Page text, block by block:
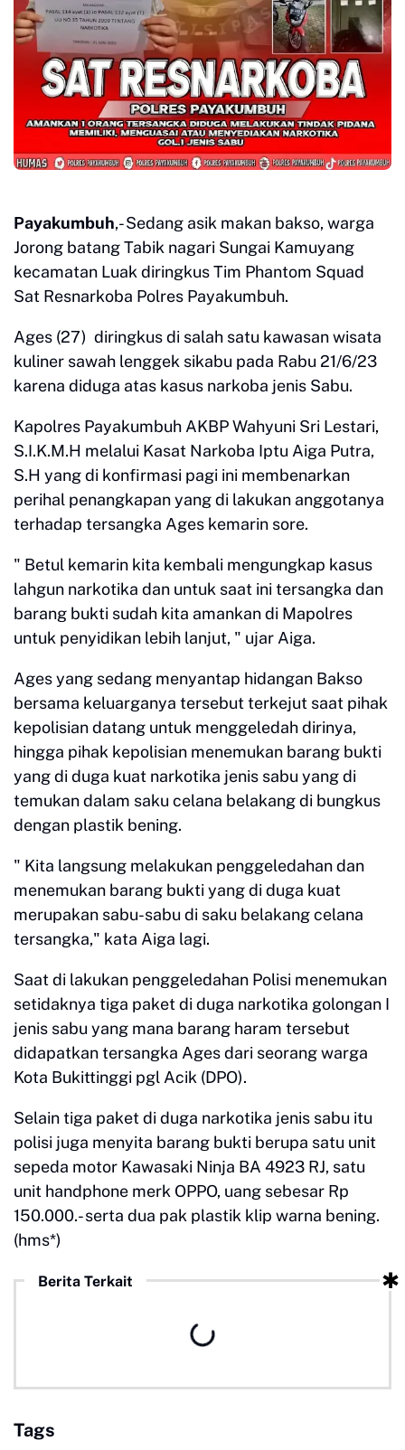
Payakumbuh,- Sedang asik makan bakso, warga
Jorong batang Tabik nagari Sungai Kamuyang
kecamatan Luak diringkus Tim Phantom Squad
Sat Resnarkoba Polres Payakumbuh.
Ages (27) diringkus di salah satu kawasan wisata
kuliner sawah lenggek sikabu pada Rabu 21/6/23
karena diduga atas kasus narkoba jenis Sabu.
Kapolres Payakumbuh AKBP Wahyuni Sri Lestari,
S.I.K.M.H melalui Kasat Narkoba Iptu Aiga Putra,
S.H yang di konfirmasi pagi ini membenarkan
perihal penangkapan yang di lakukan anggotanya
terhadap tersangka Ages kemarin sore.
" Betul kemarin kita kembali mengungkap kasus
lahgun narkotika dan untuk saat ini tersangka dan
barang bukti sudah kita amankan di Mapolres
untuk penyidikan lebih lanjut, " ujar Aiga.
Ages yang sedang menyantap hidangan Bakso
bersama keluarganya tersebut terkejut saat pihak
kepolisian datang untuk menggeledah dirinya,
hingga pihak kepolisian menemukan barang bukti
yang di duga kuat narkotika jenis sabu yang di
temukan dalam saku celana belakang di bungkus
dengan plastik bening.
" Kita langsung melakukan penggeledahan dan
menemukan barang bukti yang di duga kuat
merupakan sabu-sabu di saku belakang celana
tersangka," kata Aiga lagi.
Saat di lakukan penggeledahan Polisi menemukan
setidaknya tiga paket di duga narkotika golongan I
jenis sabu yang mana barang haram tersebut
didapatkan tersangka Ages dari seorang warga
Kota Bukittinggi pgl Acik (DPO).
Selain tiga paket di duga narkotika jenis sabu itu
polisi juga menyita barang bukti berupa satu unit
sepeda motor Kawasaki Ninja BA 4923 RJ, satu
unit handphone merk OPPO, uang sebesar Rp
150.000.- serta dua pak plastik klip warna bening.
(hms*)
Berita Terkait
Tags